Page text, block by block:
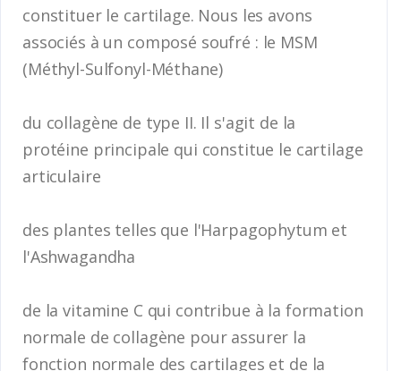
constituer le cartilage. Nous les avons
associés à un composé soufré : le MSM
(Méthyl-Sulfonyl-Méthane)
du collagène de type II. Il s'agit de la
protéine principale qui constitue le cartilage
articulaire
des plantes telles que l'Harpagophytum et
l'Ashwagandha
de la vitamine C qui contribue à la formation
normale de collagène pour assurer la
fonction normale des cartilages et de la